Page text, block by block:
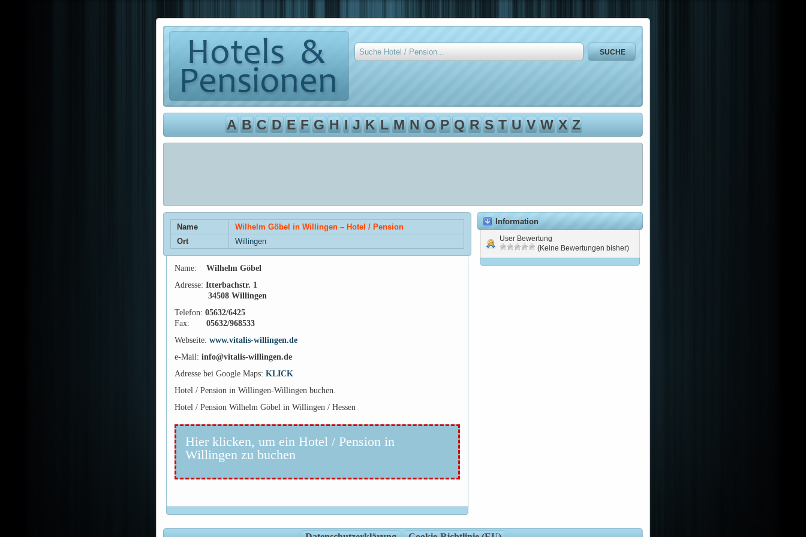
A B C D E F G H I J K L M N O P Q R S T U V W X Z
Name
Wilhelm Göbel in Willingen – Hotel / Pension
Ort
Willingen
Name: Wilhelm Göbel
Adresse: Itterbachstr. 1
34508 Willingen
Telefon: 05632/6425
Fax: 05632/968533
Webseite: www.vitalis-willingen.de
e-Mail: info@vitalis-willingen.de
Adresse bei Google Maps: KLICK
Hotel / Pension in Willingen-Willingen buchen.
Hotel / Pension Wilhelm Göbel in Willingen / Hessen
Hier klicken, um ein Hotel / Pension in
Willingen zu buchen
Information
User Bewertung
(Keine Bewertungen bisher)